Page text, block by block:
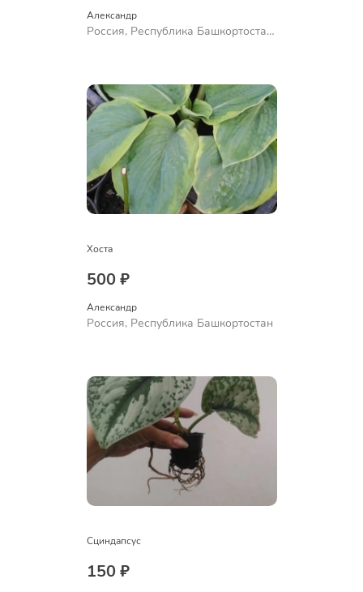
Александр
Россия, Республика Башкортостан,
Хоста
500 ₽
Александр
Россия, Республика Башкортостан
Сциндапсус
150 ₽